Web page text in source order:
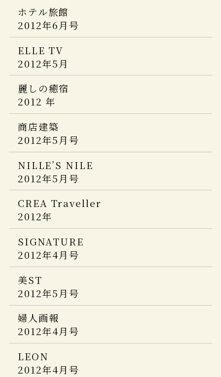
JALグループ機内誌 SKYWARD
2015年6月
The Wall Street Journal.ウェブ版
死ぬまでに行きたい！世界の絶景 ホテ
ル編
5つ星の宿
2015年版
2015
淡路島
2015年4月号
2015年 04月号
月刊外戸本・露天風呂付き客室の温泉
宿
5つ星の宿
2014年版
La Vie 日本的理想旅店100＋
日経おとなのOFF
2014年5月号
婦人画報
2014年 05月号
サライ増刊 旅サライ
2014春号
FRaU
2014年 04月号
Discover Japan Vol.33
2014年4月号
東京カレンダー
2014年 04月号
大人の癒し宿
2014 ～東日本編～
美ST
2014年3月号
婦人画報
2013年7月号
LEON
2013年7月号
東京カレンダー
2013年7月号
日本百名宿
Discover Japan TRAVEL ニッポンの
名宿
LIFE STYLE DOOR vol.32
LEON
2013年3月号
ミセスTravel
2013年1月号
婦人画報
2013年1月号
ホテル旅館
2012年6月号
ELLE TV
2012年5月
麗しの癒宿
2012 年
商店建築
2012年5月号
NILLE’S NILE
2012年5月号
CREA Traveller
2012年
SIGNATURE
2012年4月号
美ST
2012年5月号
婦人画報
2012年4月号
LEON
2012年4月号